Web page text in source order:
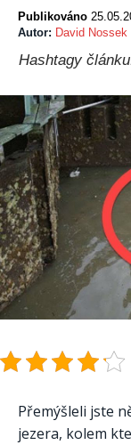
Publikováno
Autor: David Nossek
Hashtagy
Přemýšleli jste
jezera, kolem